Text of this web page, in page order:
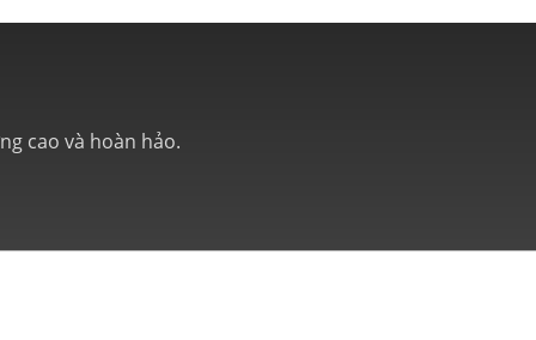
cao và hoàn hảo.